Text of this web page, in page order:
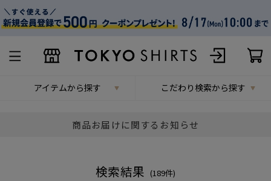
アイテムから探す こだわり検索から探す
商品お届けに関するお知らせ
検索結果 (189件)